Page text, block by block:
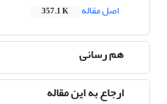
اصل مقاله
357.1 K
هم رسانی
ارجاع به این مقاله